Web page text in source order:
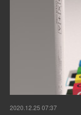
2020.12.25 07:37